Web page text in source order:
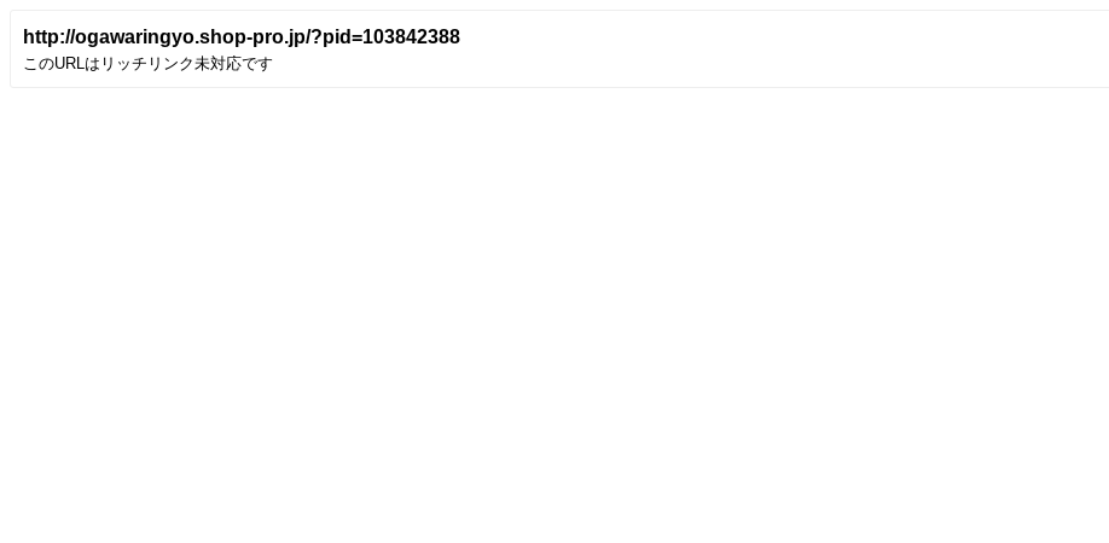
http://ogawaringyo.shop-pro.jp/?pid=103842388
このURLはリッチリンク未対応です